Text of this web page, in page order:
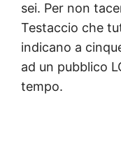
sei. Per non
Testaccio che
indicano a
ad un pubblico
tempo.